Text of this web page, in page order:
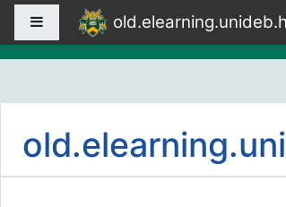
Salta al contenido principal
Panel lateral